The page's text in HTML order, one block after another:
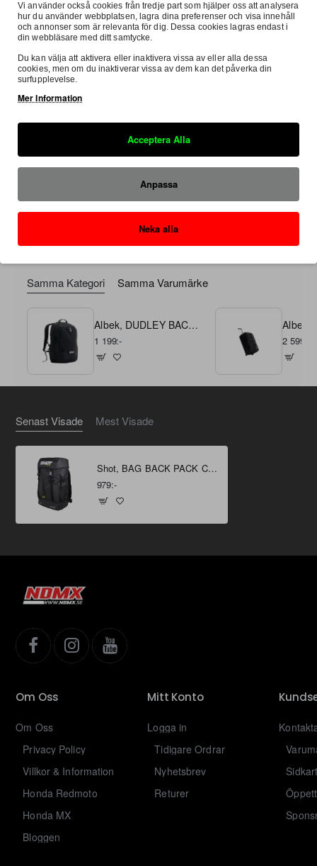
Framklaff med justerbara spännsstängningar
1 framficka
Sidoförvring i nät för lätt åtkomst av vattenflaskor mm.
Bred dragkedjeögla för enklare hantering med handskar.
Baksida med 3D-mesh komfortbeläggningar.
Säker E-handel
Denna sida är SSL-krypterad
Hos oss betalar du tryggt och säkert med
Fri
Samma Kategori Samma Varumärke
Albek, DUDLEY BACKPACK, SVART
1 199:- 2 599:-
Senast Visade Mest Visade
Shot, BAG BACK PACK CLIMATIC
979:-
Om Oss
Om Oss
Privacy Policy
Villkor & Information
Honda Redmoto
Honda MX
Bloggen
Mitt Konto
Logga in
Tidigare Ordrar
Nyhetsbrev
Returer
Vi använder också cookies från tredje part som hjälper oss att analysera
hur du använder webbplatsen, lagra dina preferenser och visa innehåll
och annonser som är relevanta för dig. Dessa cookies lagras endast i
din webbläsare med ditt samtycke.
Du kan välja att aktivera eller inaktivera vissa av eller alla dessa
cookies, men om du inaktiverar vissa av dem kan det påverka din
surfupplevelse.
Mer Information
Acceptera Alla
Anpassa
Neka alla